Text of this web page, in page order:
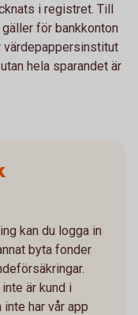
i registret. Till
för bankkonton
hela sparandet är
kan du logga in
byta fonder
är kund i
har vår app